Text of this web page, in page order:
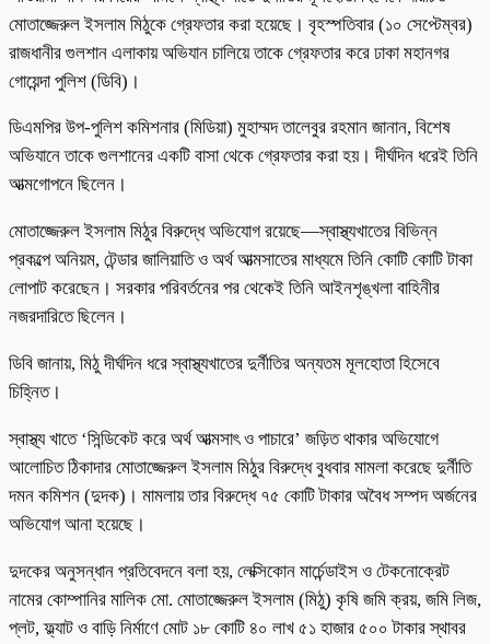
মোতাজ্জেরুল ইসলাম মিঠুকে গ্রেফতার করা হয়েছে। বৃহস্পতিবার (১০ সেপ্টেম্বর)
রাজধানীর গুলশান এলাকায় অভিযান চালিয়ে তাকে গ্রেফতার করে ঢাকা মহানগর
গোয়েন্দা পুলিশ (ডিবি)।
ডিএমপির উপ-পুলিশ কমিশনার (মিডিয়া) মুহাম্মদ তালেবুর রহমান জানান, বিশেষ
অভিযানে তাকে গুলশানের একটি বাসা থেকে গ্রেফতার করা হয়। দীর্ঘদিন ধরেই তিনি
আত্মগোপনে ছিলেন।
মোতাজ্জেরুল ইসলাম মিঠুর বিরুদ্ধে অভিযোগ রয়েছে—স্বাস্থ্যখাতের বিভিন্ন
প্রকল্পে অনিয়ম, টেন্ডার জালিয়াতি ও অর্থ আত্মসাতের মাধ্যমে তিনি কোটি কোটি টাকা
লোপাট করেছেন। সরকার পরিবর্তনের পর থেকেই তিনি আইনশৃঙ্খলা বাহিনীর
নজরদারিতে ছিলেন।
ডিবি জানায়, মিঠু দীর্ঘদিন ধরে স্বাস্থ্যখাতের দুর্নীতির অন্যতম মূলহোতা হিসেবে
চিহ্নিত।
স্বাস্থ্য খাতে ‘সিন্ডিকেট করে অর্থ আত্মসাৎ ও পাচারে’ জড়িত থাকার অভিযোগে
আলোচিত ঠিকাদার মোতাজ্জেরুল ইসলাম মিঠুর বিরুদ্ধে বুধবার মামলা করেছে দুর্নীতি
দমন কমিশন (দুদক)। মামলায় তার বিরুদ্ধে ৭৫ কোটি টাকার অবৈধ সম্পদ অর্জনের
অভিযোগ আনা হয়েছে।
দুদকের অনুসন্ধান প্রতিবেদনে বলা হয়, লেক্সিকোন মার্চেন্ডাইস ও টেকনোক্রেট
নামের কোম্পানির মালিক মো. মোতাজ্জেরুল ইসলাম (মিঠু) কৃষি জমি ক্রয়, জমি লিজ,
প্লট, ফ্ল্যাট ও বাড়ি নির্মাণে মোট ১৮ কোটি ৪০ লাখ ৫১ হাজার ৫০০ টাকার স্থাবর